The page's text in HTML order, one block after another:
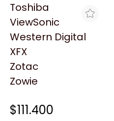
Toshiba
ViewSonic
Western Digital
XFX
Zotac
Zowie
GORILA GAMES
NINTENDO SWITCH
$111.400